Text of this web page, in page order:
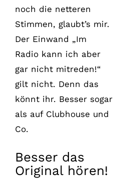
noch die netteren
Stimmen, glaubt’s mir.
Der Einwand „Im
Radio kann ich aber
gar nicht mitreden!“
gilt nicht. Denn das
könnt ihr. Besser sogar
als auf Clubhouse und
Co.
Besser das
Original hören!